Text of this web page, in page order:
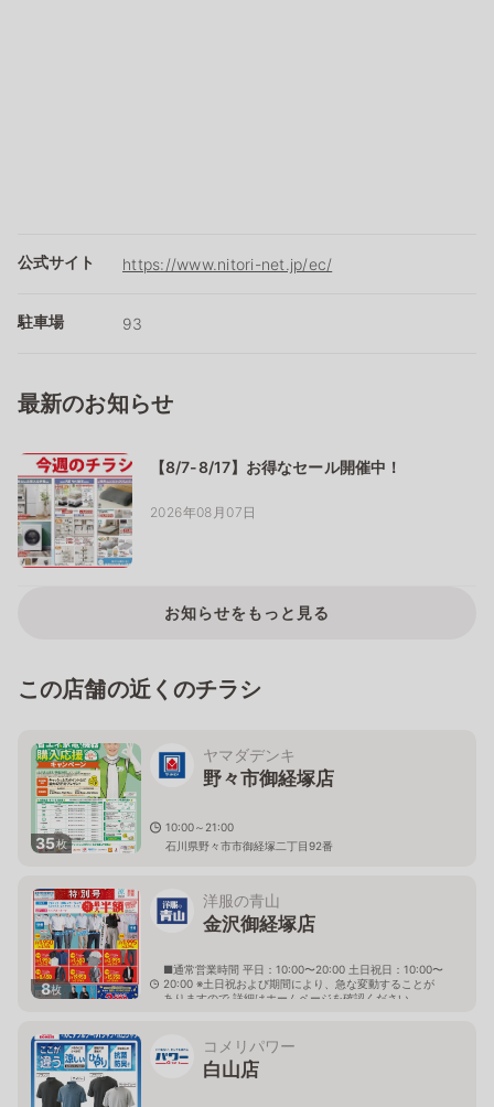
公式サイト https://www.nitori-net.jp/ec/
駐車場 93
最新のお知らせ
【8/7-8/17】お得なセール開催中！
2026年08月07日
お知らせをもっと見る
この店舗の近くのチラシ
35枚
ヤマダデンキ
野々市御経塚店
10:00～21:00
石川県野々市市御経塚二丁目92番
8枚
洋服の青山
金沢御経塚店
■通常営業時間 平日：10:00〜20:00 土日祝日：10:00〜
20:00 ※土日祝および期間により、急な変動することが
ありますので 詳細はホームページを確認ください
コメリパワー
白山店